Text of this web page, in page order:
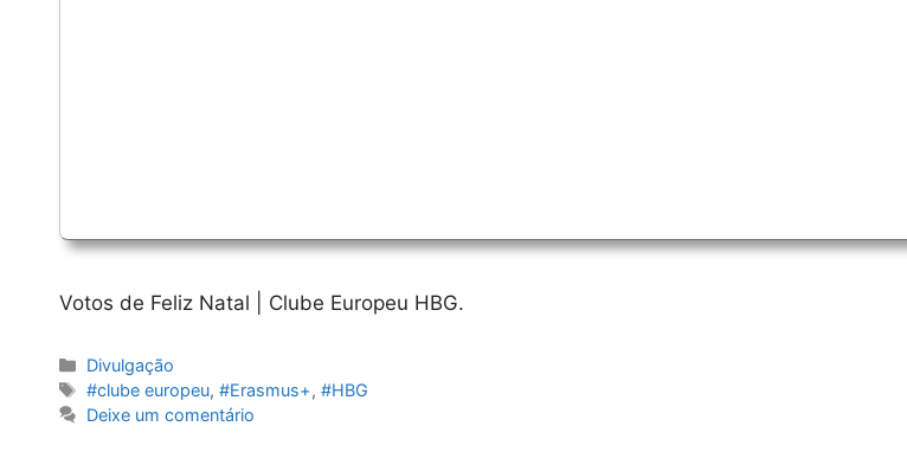
Votos de Feliz Natal | Clube Europeu HBG.
Categorias
Divulgação
Etiquetas
#clube europeu,#Erasmus+,#HBG
Deixe um comentário